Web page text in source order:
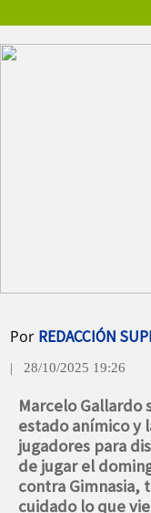
Por REDACCIÓN
| 28/10/2025 19:26
Marcelo Gallardo
estado anímico y
jugadores para
de jugar el
contra Gimnasia,
cuidado lo que